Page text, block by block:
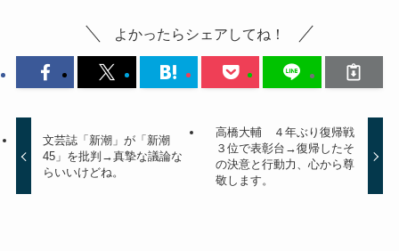
よかったらシェアしてね！
文芸誌「新潮」が「新潮
45」を批判→真摯な議論な
らいいけどね。
高橋大輔 ４年ぶり復帰戦
３位で表彰台→復帰したそ
の決意と行動力、心から尊
敬します。